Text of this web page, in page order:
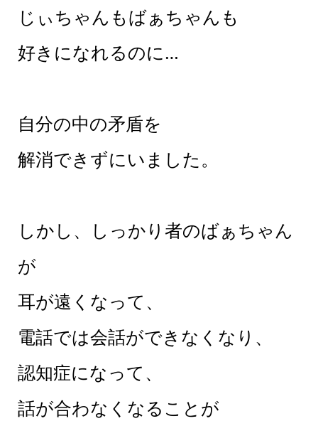
じぃちゃんもばぁちゃんも
好きになれるのに…
自分の中の矛盾を
解消できずにいました。
しかし、しっかり者のばぁちゃん
が
耳が遠くなって、
電話では会話ができなくなり、
認知症になって、
話が合わなくなることが